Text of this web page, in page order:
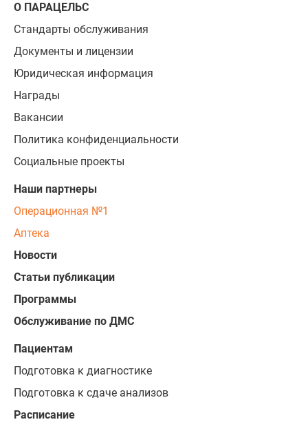
О ПАРАЦЕЛЬС
Стандарты обслуживания
Документы и лицензии
Юридическая информация
Награды
Вакансии
Политика конфиденциальности
Социальные проекты
Наши партнеры
Операционная №1
Аптека
Новости
Статьи публикации
Программы
Обслуживание по ДМС
Пациентам
Подготовка к диагностике
Подготовка к сдаче анализов
Расписание